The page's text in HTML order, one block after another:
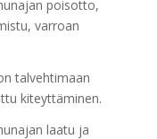
poisotto,
varroan
talvehtimaan
kiteyttäminen.
laatu ja